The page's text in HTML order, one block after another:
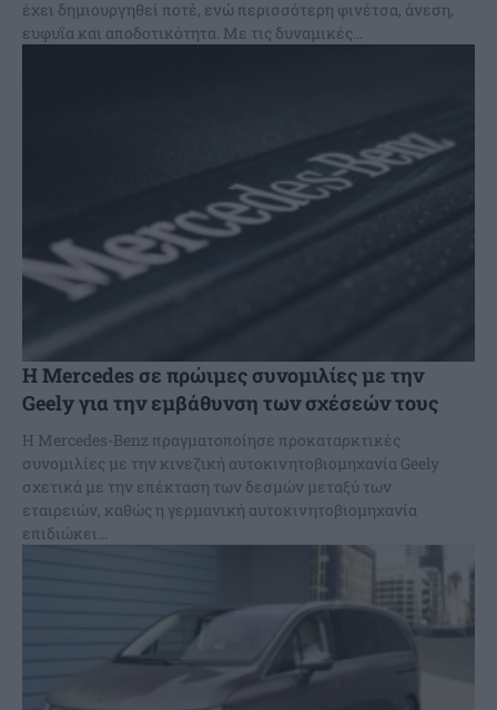
έχει δημιουργηθεί ποτέ, ενώ περισσότερη φινέτσα, άνεση,
ευφυΐα και αποδοτικότητα. Με τις δυναμικές...
Η Mercedes σε πρώιμες συνομιλίες με την
Geely για την εμβάθυνση των σχέσεών τους
Η Mercedes-Benz πραγματοποίησε προκαταρκτικές
συνομιλίες με την κινεζική αυτοκινητοβιομηχανία Geely
σχετικά με την επέκταση των δεσμών μεταξύ των
εταιρειών, καθώς η γερμανική αυτοκινητοβιομηχανία
επιδιώκει...